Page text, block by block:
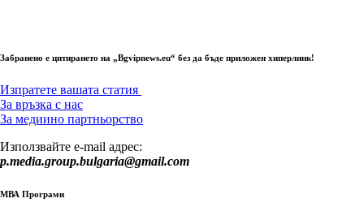
Забранено е цитирането на „Bgvipnews.eu“ без да бъде приложен хиперлинк!
Изпратете вашата статия
За връзка с нас
За медиино партньорство
Използвайте e-mail адрес:
p.media.group.bulgaria@gmail.com
МВА Програми